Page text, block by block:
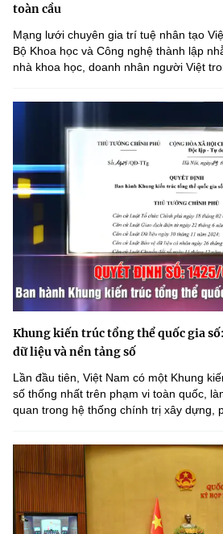
toàn cầu
Mạng lưới chuyên gia trí tuệ nhân tạo
Bộ Khoa học và Công nghệ thành lập
nhà khoa học, doanh nhân người Việt
Khung kiến trúc tổng thể quốc gia
dữ liệu và nền tảng số
Lần đầu tiên, Việt Nam có một Khung
số thống nhất trên phạm vi toàn quốc,
quan trong hệ thống chính trị xây dựng,